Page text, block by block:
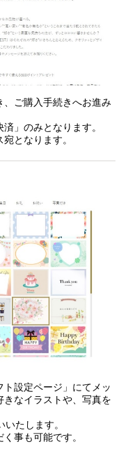
ご購入手続きへお進み
」のみとなります。
となります。
設定ページ」にてメッ
なイラストや、写真を
たします。
事も可能です。